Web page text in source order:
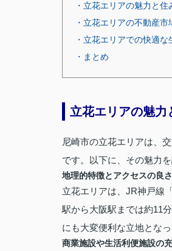
・立花エリアの魅力と住
・立花エリアの不動産市
・立花エリアでの快適
・まとめ
立花エリアの魅力
尼崎市の立花エリアは、
です。以下に、その魅力
地理的特徴とアクセスの良さ
立花エリアは、JR神戸線
駅から大阪駅までは約11
にも大変便利な立地となっ
商業施設や生活利便施設の